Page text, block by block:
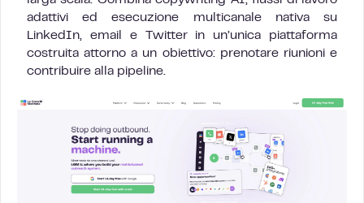
adattivi ed esecuzione multicanale nativa su
LinkedIn, email e Twitter in un’unica piattaforma
costruita attorno a un obiettivo: prenotare riunioni e
contribuire alla pipeline.